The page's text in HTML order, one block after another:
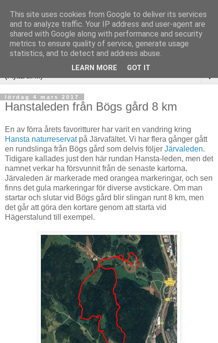
▼
lördag 4 mars 2017
Hanstaleden från Bögs gård 8 km
En av förra årets favoritturer har varit en vandring kring
Hansta naturreservatpå Järvafältet. Vi har flera gånger gått
en rundslinga från Bögs gård som delvis följer Järvaleden.
Tidigare kallades just den här rundan Hansta-leden, men det
namnet verkar ha försvunnit från de senaste kartorna.
Järvaleden är markerade med orangea markeringar, och sen
finns det gula markeringar för diverse avstickare. Om man
startar och slutar vid Bögs gård blir slingan runt 8 km, men
det går att göra den kortare genom att starta vid
Hägerstalund till exempel.
This site uses cookies from Google to deliver its services
and to analyze traffic. Your IP address and user-agent are
shared with Google along with performance and security
metrics to ensure quality of service, generate usage
statistics, and to detect and address abuse.
LEARN MORE GOT IT